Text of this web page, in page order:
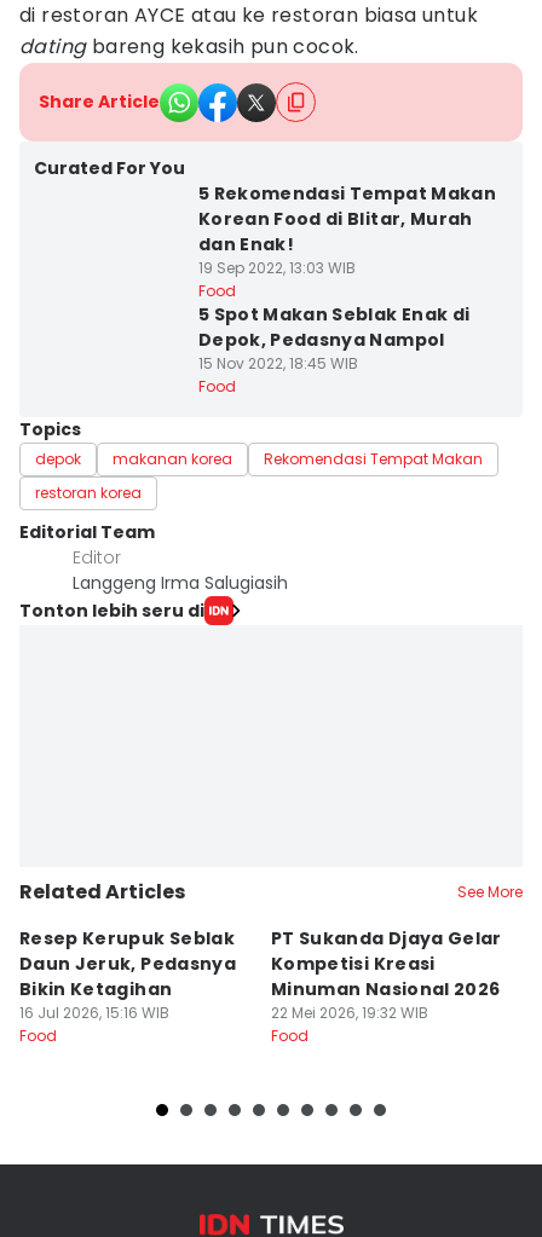
di restoran AYCE atau ke restoran biasa untuk
dating bareng kekasih pun cocok.
Share Article
Curated For You
5 Rekomendasi Tempat Makan
Korean Food di Blitar, Murah
dan Enak!
19 Sep 2022, 13:03 WIB
Food
5 Spot Makan Seblak Enak di
Depok, Pedasnya Nampol
15 Nov 2022, 18:45 WIB
Food
Topics
depok makanan korea
Rekomendasi Tempat Makan
restoran korea
Editorial Team
Editor
Langgeng Irma Salugiasih
Tonton lebih seru di
Related Articles See More
Resep Kerupuk Seblak
Daun Jeruk, Pedasnya
Bikin Ketagihan
16 Jul 2026, 15:16 WIB
Food
PT Sukanda Djaya Gelar
Kompetisi Kreasi
Minuman Nasional 2026
22 Mei 2026, 19:32 WIB
Food